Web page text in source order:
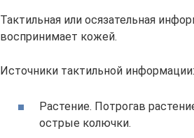
Тактильная или осязательная
воспринимает кожей.
Источники тактильной информации:
Растение. Потрогав
острые колючки.